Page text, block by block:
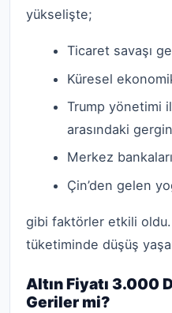
yükselişte;
Ticaret savaşı
Küresel
Trump yönetimi
arasındaki
Merkez
Çin’den gelen
gibi faktörler etkili oldu.
tüketiminde düşüş
Altın Fiyatı 3.000
Geriler mi?